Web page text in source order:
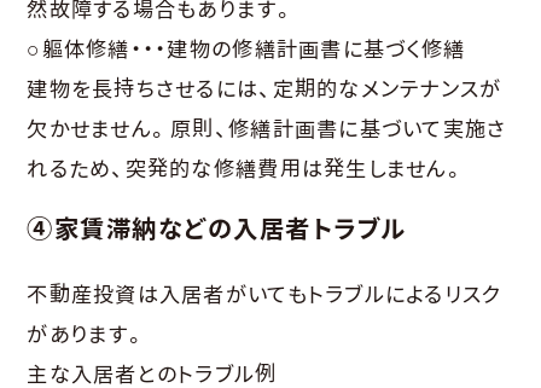
然故障する場合もあります。
○軀体修繕・・・建物の修繕計画書に基づく修繕
建物を長持ちさせるには、定期的なメンテナンスが
欠かせません。原則、修繕計画書に基づいて実施さ
れるため、突発的な修繕費用は発生しません。
④家賃滞納などの入居者トラブル
不動産投資は入居者がいてもトラブルによるリスク
があります。
主な入居者とのトラブル例